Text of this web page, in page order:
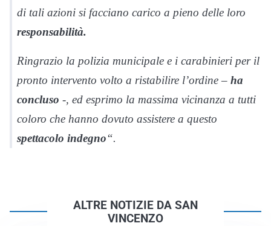
di tali azioni si facciano carico a pieno delle loro
responsabilità.
Ringrazio la polizia municipale e i carabinieri per il
pronto intervento volto a ristabilire l’ordine – ha
concluso -, ed esprimo la massima vicinanza a tutti
coloro che hanno dovuto assistere a questo
spettacolo indegno“.
ALTRE NOTIZIE DA SAN
VINCENZO